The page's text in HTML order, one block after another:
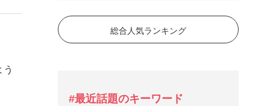
総合人気ランキング
#最近話題のキーワード